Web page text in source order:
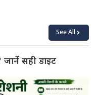
See All
सही डाइट